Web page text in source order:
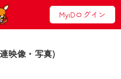
MyiDログイン
映像・写真)
せ